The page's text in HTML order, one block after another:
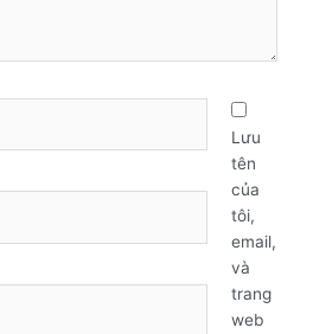
Lưu
tên
của
tôi,
email,
và
trang
web